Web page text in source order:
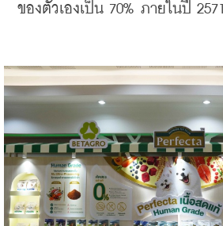
ของตัวเองเป็น 70% ภายในปี 2571